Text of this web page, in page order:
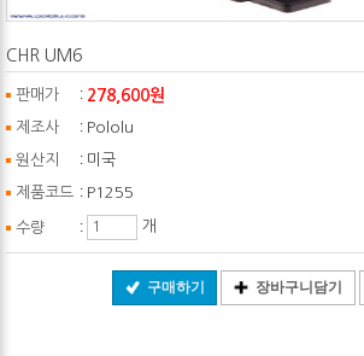
CHR UM6
판매가 : 278,600원
제조사 : Pololu
원산지 : 미국
제품코드 : P1255
수량 : 개
구매하기 장바구니담기